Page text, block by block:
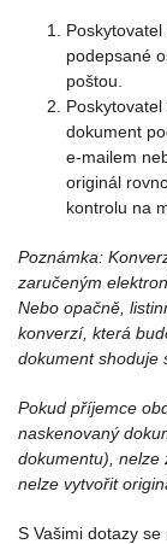
podepsané
poštou.
dokument
e-mailem
originál
kontrolu na
Poznámka:
zaručeným
Nebo opačně,
konverzí, která
dokument shoduje
Pokud příjemce
naskenovaný
dokumentu), nelze
nelze vytvořit
S Vašimi dotazy